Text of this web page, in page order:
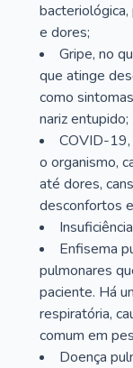
e dores;
Gripe, no
que atinge
como
nariz entupido;
COVID-19,
o organismo,
até dores,
desconfortos
Enfisema
pulmonares
paciente. Há
respiratória,
comum em
Doença